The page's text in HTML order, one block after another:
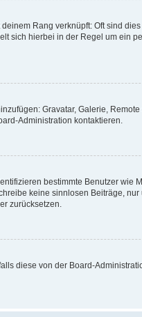
Rang verknüpft: Oft sind
sich hierbei in der Regel um ein
Gravatar, Galerie,
Administration kontaktieren.
bestimmte Benutzer wie
keine sinnlosen Beiträge,
zurücksetzen.
diese von der Board-